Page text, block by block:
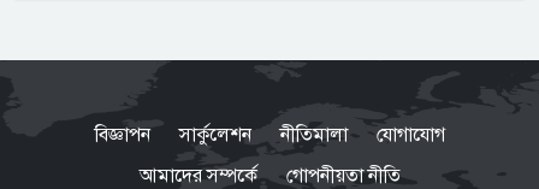
ফখরুল
বিজ্ঞাপন সার্কুলেশন নীতিমালা
যোগাযোগ
আমাদের সম্পর্কে
গোপনীয়তা নীতি